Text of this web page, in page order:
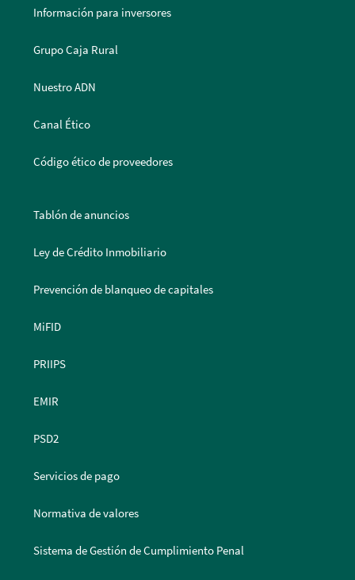
Información para inversores
Grupo Caja Rural
Nuestro ADN
Canal Ético
Código ético de proveedores
Tablón de anuncios
Ley de Crédito Inmobiliario
Prevención de blanqueo de capitales
MiFID
PRIIPS
EMIR
PSD2
Servicios de pago
Normativa de valores
Sistema de Gestión de Cumplimiento Penal